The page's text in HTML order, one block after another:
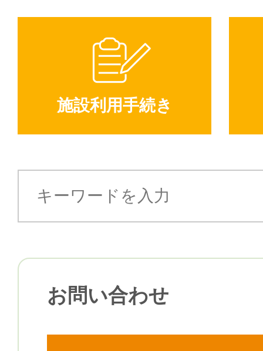
施設利用手続き
お問い合わせ